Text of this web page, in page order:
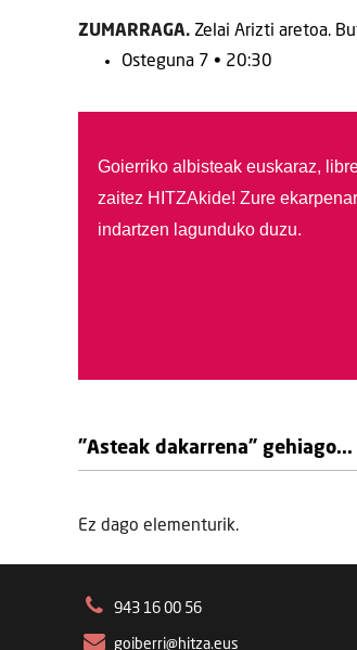
ZUMARRAGA. Zelai Arizti aretoa.
Osteguna 7 • 20:30
Goierriko albisteak euskaraz,
zaitez HITZAkide! Zure
indartzen lagunduko duzu.
"Asteak dakarrena" gehiago...
Ez dago elementurik.
943 16 00 56
goiberri@hitza.eus